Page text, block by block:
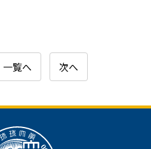
一覧へ 次へ